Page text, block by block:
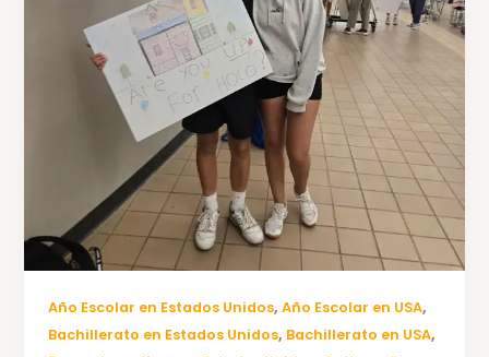
Año Escolar en Estados Unidos,Año Escolar en USA,
Bachillerato en Estados Unidos, Bachillerato en USA,